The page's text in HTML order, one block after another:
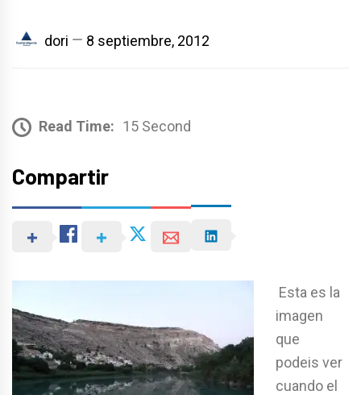
dori 8 septiembre, 2012
Read Time: 15 Second
Compartir
Esta es la
imagen
que
podeis ver
cuando el